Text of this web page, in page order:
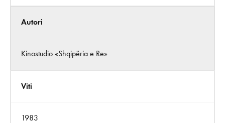
Autori
Kinostudio «Shqipëria e Re»
Viti
1983